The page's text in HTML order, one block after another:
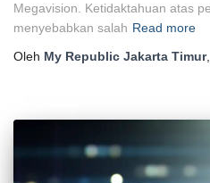
Megavision. Ketidaktahuan atas
menyebabkan salah Read more
Oleh My Republic Jakarta Timur,